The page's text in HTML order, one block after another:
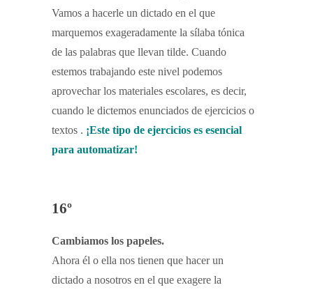
Vamos a hacerle un dictado en el que
marquemos exageradamente la sílaba tónica
de las palabras que llevan tilde. Cuando
estemos trabajando este nivel podemos
aprovechar los materiales escolares, es decir,
cuando le dictemos enunciados de ejercicios o
textos . ¡Este tipo de ejercicios es esencial
para automatizar!
16º
Cambiamos los papeles.
Ahora él o ella nos tienen que hacer un
dictado a nosotros en el que exagere la